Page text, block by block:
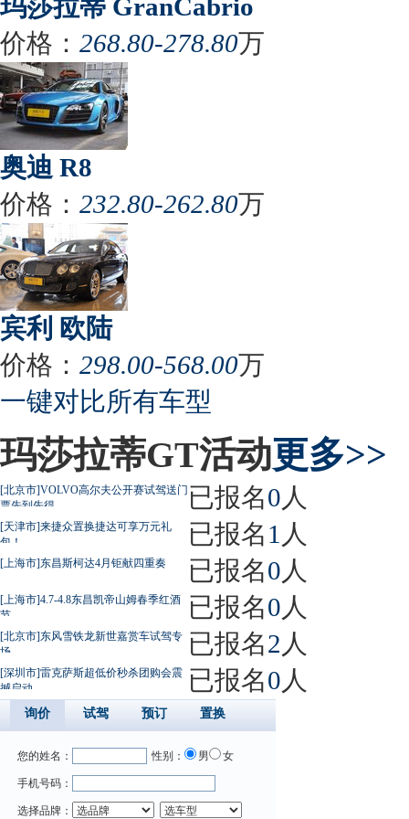
玛莎拉蒂 GranCabrio
价格： 268.80-278.80万
奥迪 R8
价格： 232.80-262.80万
宾利 欧陆
价格： 298.00-568.00万
一键对比所有车型
玛莎拉蒂GT活动更多>>
[北京市]VOLVO高尔夫公开赛试驾送门
票先到先得
已报名0 人
[天津市]来捷众置换捷达可享万元礼
包！
已报名1 人
[上海市]东昌斯柯达4月钜献四重奏 已报名0 人
[上海市]4.7-4.8东昌凯帝山姆春季红酒
节
已报名0 人
[北京市]东风雪铁龙新世嘉赏车试驾专
场
已报名2 人
[深圳市]雷克萨斯超低价秒杀团购会震
撼启动
已报名0 人
询价 试驾 预订 置换
您的姓名： 性别： 男 女
手机号码：
选择品牌：